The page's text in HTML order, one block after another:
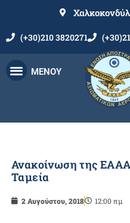
(+30)210 3820271
ΜΕΝΟΥ
Ανακοίνωση της
Ταμεία
2 Αυγούστου, 2018 12:00 πμ